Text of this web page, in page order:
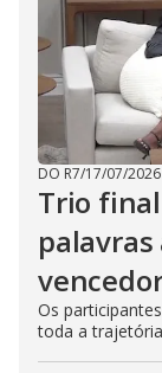
DO R7/17/07/2026
Trio
Os
toda a